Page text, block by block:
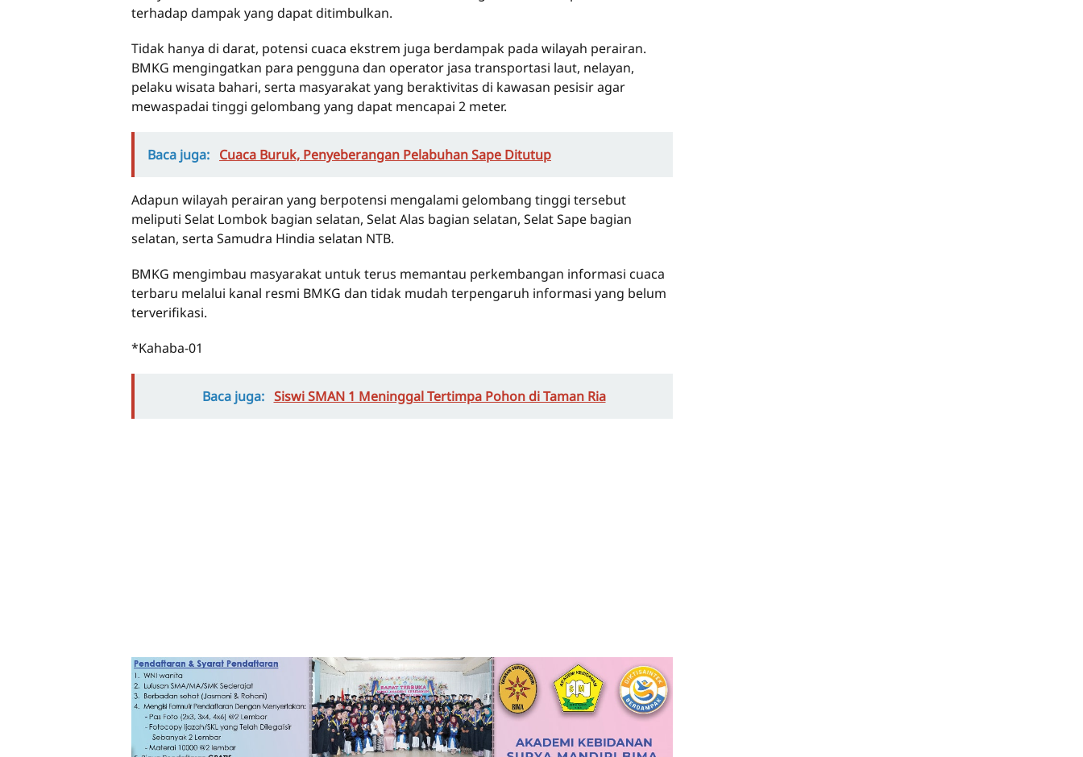
terhadap dampak yang dapat ditimbulkan.
Tidak hanya di darat, potensi cuaca ekstrem juga berdampak pada wilayah perairan.
BMKG mengingatkan para pengguna dan operator jasa transportasi laut, nelayan,
pelaku wisata bahari, serta masyarakat yang beraktivitas di kawasan pesisir agar
mewaspadai tinggi gelombang yang dapat mencapai 2 meter.
Baca juga: Cuaca Buruk, Penyeberangan Pelabuhan Sape Ditutup
Adapun wilayah perairan yang berpotensi mengalami gelombang tinggi tersebut
meliputi Selat Lombok bagian selatan, Selat Alas bagian selatan, Selat Sape bagian
selatan, serta Samudra Hindia selatan NTB.
BMKG mengimbau masyarakat untuk terus memantau perkembangan informasi cuaca
terbaru melalui kanal resmi BMKG dan tidak mudah terpengaruh informasi yang belum
terverifikasi.
*Kahaba-01
Baca juga: Siswi SMAN 1 Meninggal Tertimpa Pohon di Taman Ria